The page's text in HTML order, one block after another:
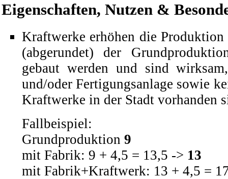
Eigenschaften, Nutzen &
Kraftwerke erhöhen die Produktion
(abgerundet) der
gebaut werden und sind
und/oderFertigungsanlage sowie
Kraftwerke in der Stadt vorhanden
Fallbeispiel:
Grundproduktion 9
mit Fabrik: 9 + 4,5 = 13,5 -> 13
mit Fabrik+Kraftwerk: 13 + 4,5 =